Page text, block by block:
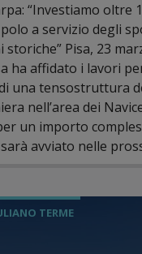
“Investiamo oltre
a servizio degli
Pisa, 23
ha affidato i lavori
una tensostruttura
nell’area dei
un importo
avviato nelle
TERME